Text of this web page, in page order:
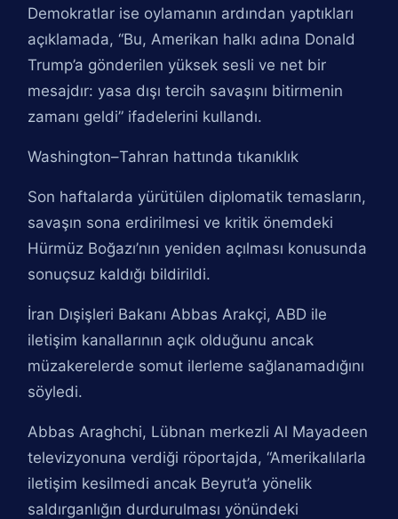
Demokratlar ise oylamanın ardından yaptıkları
açıklamada, “Bu, Amerikan halkı adına Donald
Trump’a gönderilen yüksek sesli ve net bir
mesajdır: yasa dışı tercih savaşını bitirmenin
zamanı geldi” ifadelerini kullandı.
Washington–Tahran hattında tıkanıklık
Son haftalarda yürütülen diplomatik temasların,
savaşın sona erdirilmesi ve kritik önemdeki
Hürmüz Boğazı’nın yeniden açılması konusunda
sonuçsuz kaldığı bildirildi.
İran Dışişleri Bakanı Abbas Arakçi, ABD ile
iletişim kanallarının açık olduğunu ancak
müzakerelerde somut ilerleme sağlanamadığını
söyledi.
Abbas Araghchi, Lübnan merkezli Al Mayadeen
televizyonuna verdiği röportajda, “Amerikalılarla
iletişim kesilmedi ancak Beyrut’a yönelik
saldırganlığın durdurulması yönündeki